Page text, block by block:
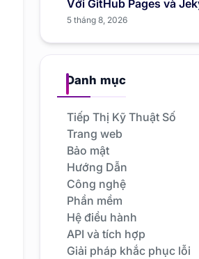
Với GitHub Pages và
5 tháng 8, 2026
Danh mục
Tiếp Thị Kỹ Thuật Số
Trang web
Bảo mật
Hướng Dẫn
Công nghệ
Phần mềm
Hệ điều hành
API và tích hợp
Giải pháp khắc phục lỗi